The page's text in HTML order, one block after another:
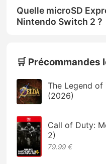
Quelle microSD
Nintendo Switch 2 ?
🛒
The Legend of
(2026)
Call of Duty:
2)
79.99 €